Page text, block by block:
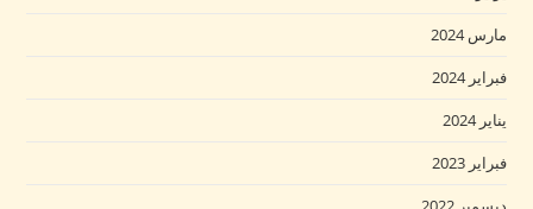
مارس 2024
فبراير 2024
يناير 2024
فبراير 2023